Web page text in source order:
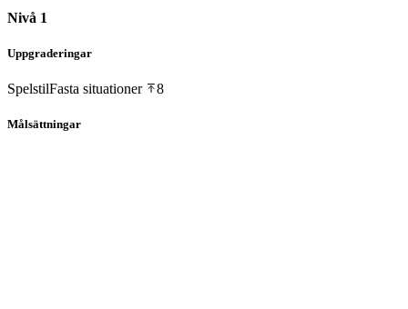
Nivå 1
Uppgraderingar
SpelstilFasta situationer 8
Målsättningar